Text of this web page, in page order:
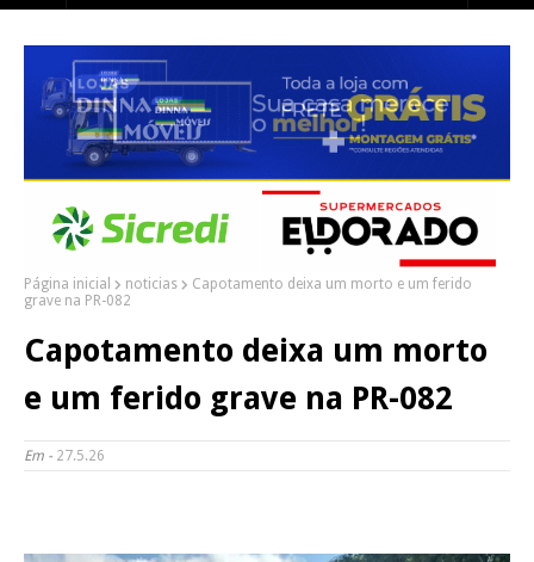
Página inicial noticias
Capotamento deixa um morto e um ferido
grave na PR-082
Capotamento deixa um morto
e um ferido grave na PR-082
Em - 27.5.26